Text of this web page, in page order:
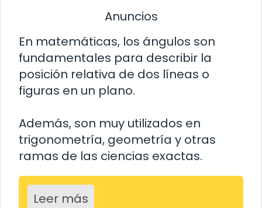
Anuncios
En matemáticas, los ángulos son
fundamentales para describir la
posición relativa de dos líneas o
figuras en un plano.
Además, son muy utilizados en
trigonometría, geometría y otras
ramas de las ciencias exactas.
Leer más